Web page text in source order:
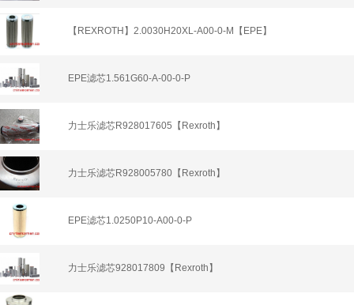
【REXROTH】2.0030H20XL-A00-0-M【EPE】
EPE滤芯1.561G60-A-00-0-P
力士乐滤芯R928017605【Rexroth】
力士乐滤芯R928005780【Rexroth】
EPE滤芯1.0250P10-A00-0-P
力士乐滤芯928017809【Rexroth】